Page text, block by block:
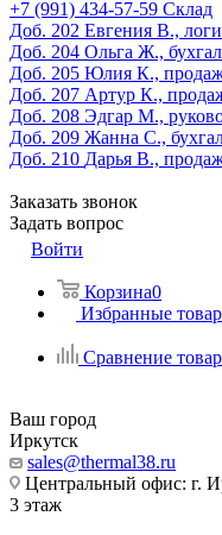
‎+7 (991) 434-57-59 Склад
Доб. 202 Евгения В.,
Доб. 204 Ольга Ж.,
Доб. 205 Юлия К.,
Доб. 207 Артур К.,
Доб. 208 Эдгар М.,
Доб. 209 Жанна С.,
Доб. 210 Дарья В.,
Заказать звонок
Задать вопрос
Войти
Корзина0
Избранные
Сравнение
Ваш город
Иркутск
sales@thermal38.ru
Центральный офис: г.
3 этаж